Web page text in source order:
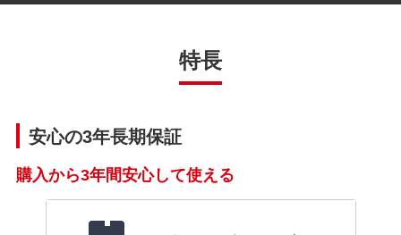
特長
安心の3年長期保証
購入から3年間安心して使える